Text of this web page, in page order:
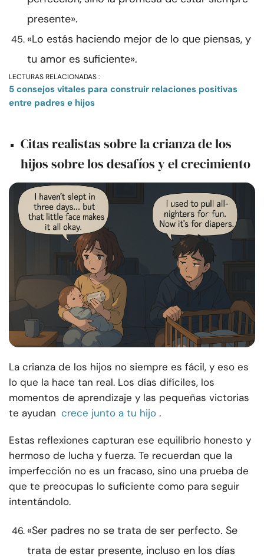
presente».
«Lo estás haciendo mejor de lo que piensas, y
tu amor es suficiente».
LECTURAS RELACIONADAS :
5 consejos vitales para construir relaciones positivas
entre padres e hijos
Citas realistas sobre la crianza de los
hijos sobre los desafíos y el crecimiento
La crianza de los hijos no siempre es fácil, y eso es
lo que la hace tan real. Los días difíciles, los
momentos de aprendizaje y las pequeñas victorias
te ayudan crece junto a tu hijo .
Estas reflexiones capturan ese equilibrio honesto y
hermoso de lucha y fuerza. Te recuerdan que la
imperfección no es un fracaso, sino una prueba de
que te preocupas lo suficiente como para seguir
intentándolo.
«Ser padres no se trata de ser perfecto. Se
trata de estar presente, incluso en los días